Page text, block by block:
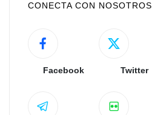
CONECTA CON NOSOTROS
Facebook Twitter